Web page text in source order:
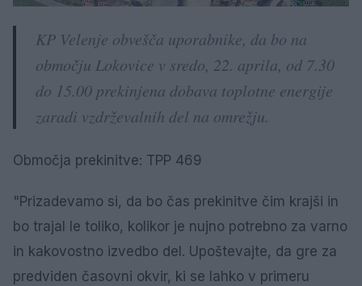
KP Velenje obvešča uporabnike, da bo na
območju Lokovice v sredo, 22. aprila, od 7.30
do 15.00 prekinjena dobava toplotne energije
zaradi vzdrževalnih del na omrežju.
Območja prekinitve: TPP 469
"Prizadevamo si, da bo čas prekinitve čim krajši in
bo trajal le toliko, kolikor je nujno potrebno za varno
in kakovostno izvedbo del. Upoštevajte, da gre za
predviden časovni okvir, ki se lahko v primeru